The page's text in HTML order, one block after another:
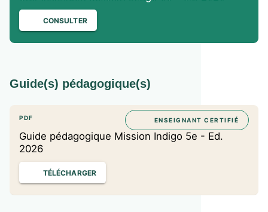
10) Triangles
11) Parallélogrammes
CONSULTER
Guide(s) pédagogique(s)
PDF
Guide pédagogique Mission Indigo 5e - Ed.
2026
ENSEIGNANT CERTIFIÉ
TÉLÉCHARGER